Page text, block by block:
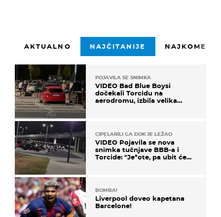
AKTUALNO NAJČITANIJE
POJAVILA SE SNIMKA
VIDEO Bad Blue Boysi
dočekali Torcidu na
aerodromu, izbila velika
CIPELARILI GA DOK JE LEŽAO
VIDEO Pojavila se nova
snimka tučnjave BBB-a i
Torcide: "Je*ote, pa ubit će
BOMBA!
Liverpool doveo kapetana
Barcelone!